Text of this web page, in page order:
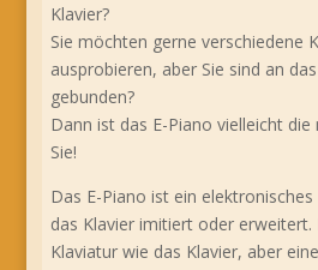
Klavier?
Sie möchten gerne verschiedene
ausprobieren, aber Sie sind an
gebunden?
Dann ist das E-Piano vielleicht
Sie!
Das E-Piano ist ein
das Klavier imitiert oder erweitert.
Klaviatur wie das Klavier, aber